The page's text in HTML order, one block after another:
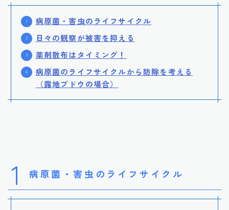
病原菌・害虫のライフサイクル
日々の観察が被害を抑える
薬剤散布はタイミング！
病原菌のライフサイクルから防除を考える
（露地ブドウの場合）
1 病原菌・害虫のライフサイクル